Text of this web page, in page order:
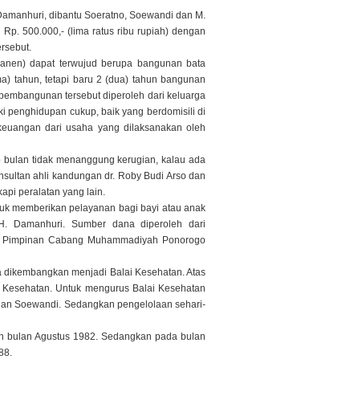
dibantu Soeratno, Soewandi dan M.
500.000,- (lima ratus ribu rupiah) dengan
dapat terwujud berupa bangunan bata
tahun, tetapi baru 2 (dua) tahun bangunan
tersebut diperoleh dari keluarga
penghidupan cukup, baik yang berdomisili di
dari usaha yang dilaksanakan oleh
tidak menanggung kerugian, kalau ada
ahli kandungan dr. Roby Budi Arso dan
peralatan yang lain.
memberikan pelayanan bagi bayi atau anak
Damanhuri. Sumber dana diperoleh dari
Cabang Muhammadiyah Ponorogo
menjadi Balai Kesehatan. Atas
Untuk mengurus Balai Kesehatan
Soewandi. Sedangkan pengelolaan sehari-
Agustus 1982. Sedangkan pada bulan